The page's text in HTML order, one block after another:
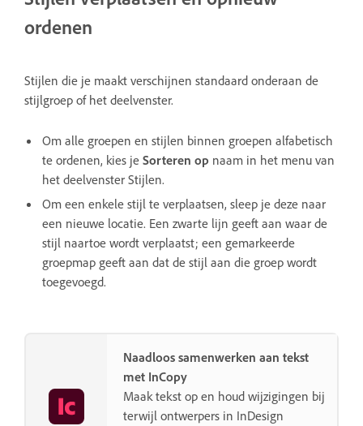
ordenen
Stijlen die je maakt verschijnen standaard onderaan de
stijlgroep of het deelvenster.
Om alle groepen en stijlen binnen groepen alfabetisch
te ordenen, kies je Sorteren op naam in het menu van
het deelvenster Stijlen.
Om een enkele stijl te verplaatsen, sleep je deze naar
een nieuwe locatie. Een zwarte lijn geeft aan waar de
stijl naartoe wordt verplaatst; een gemarkeerde
groepmap geeft aan dat de stijl aan die groep wordt
toegevoegd.
Naadloos samenwerken aan tekst
met InCopy
Maak tekst op en houd wijzigingen bij
terwijl ontwerpers in InDesign